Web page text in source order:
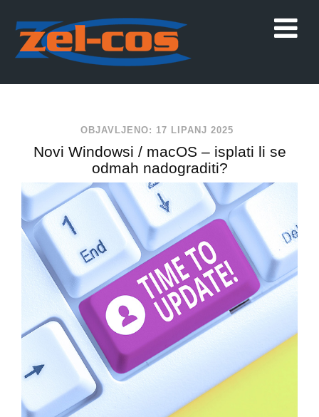
OBJAVLJENO: 17 LIPANJ 2025
Novi Windowsi / macOS – isplati li se
odmah nadograditi?